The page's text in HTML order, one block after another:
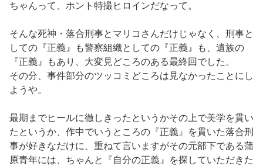
ちゃんって、ホント特撮ヒロインだなって。
そんな死神・落合刑事とマリコさんだけじゃなく、刑事と
しての『正義』も警察組織としての『正義』も、遺族の
『正義』もあり、大変見どころのある最終回でした。
その分、事件部分のツッコミどころは見なかったことにし
ようや。
最期までヒールに徹しきったというかその上で美学を貫い
たというか、作中でいうところの『正義』を貫いた落合刑
事が好きなだけに、重ねて言いますがその元部下である蒲
原青年には、ちゃんと『自分の正義』を探していただきた